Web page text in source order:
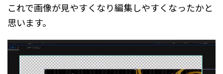
これで画像が見やすくなり編集しやすくなったかと
思います。